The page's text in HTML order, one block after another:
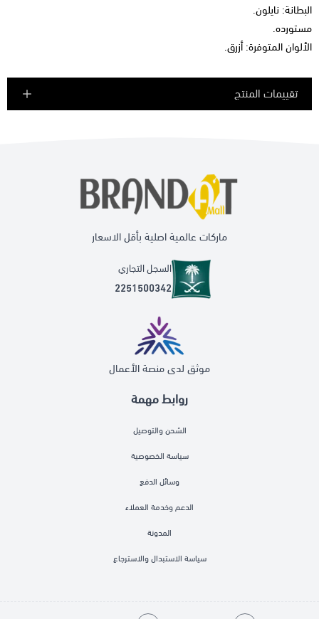
البطانة: نايلون.
مستورده.
الألوان المتوفرة: أزرق.
تقييمات المنتج
روابط مهمة
الشحن والتوصيل
سياسة الخصوصية
وسائل الدفع
الدعم وخدمة العملاء
المدونة
سياسة الاستبدال والاسترجاع
ماركات عالمية اصلية بأقل الاسعار
السجل التجاري
2251500342
موثق لدى منصة الأعمال